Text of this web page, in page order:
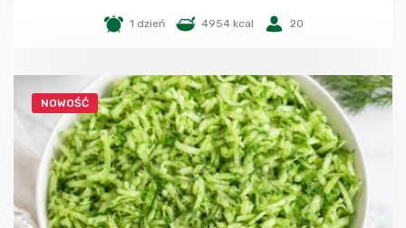
1 dzień 4954 kcal 20
NOWOŚĆ